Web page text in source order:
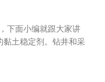
下面小编就跟大家讲
土稳定剂。钻井和采